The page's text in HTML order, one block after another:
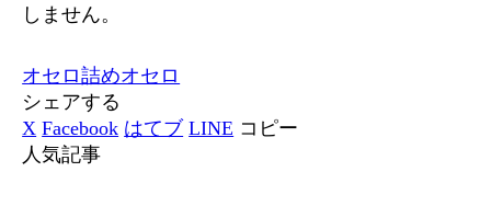
しません。
オセロ詰めオセロ
シェアする
X Facebook はてブ LINE コピー
人気記事